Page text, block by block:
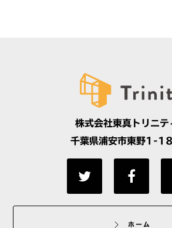
株式会社東真トリニテ
千葉県浦安市東野1-
ホーム